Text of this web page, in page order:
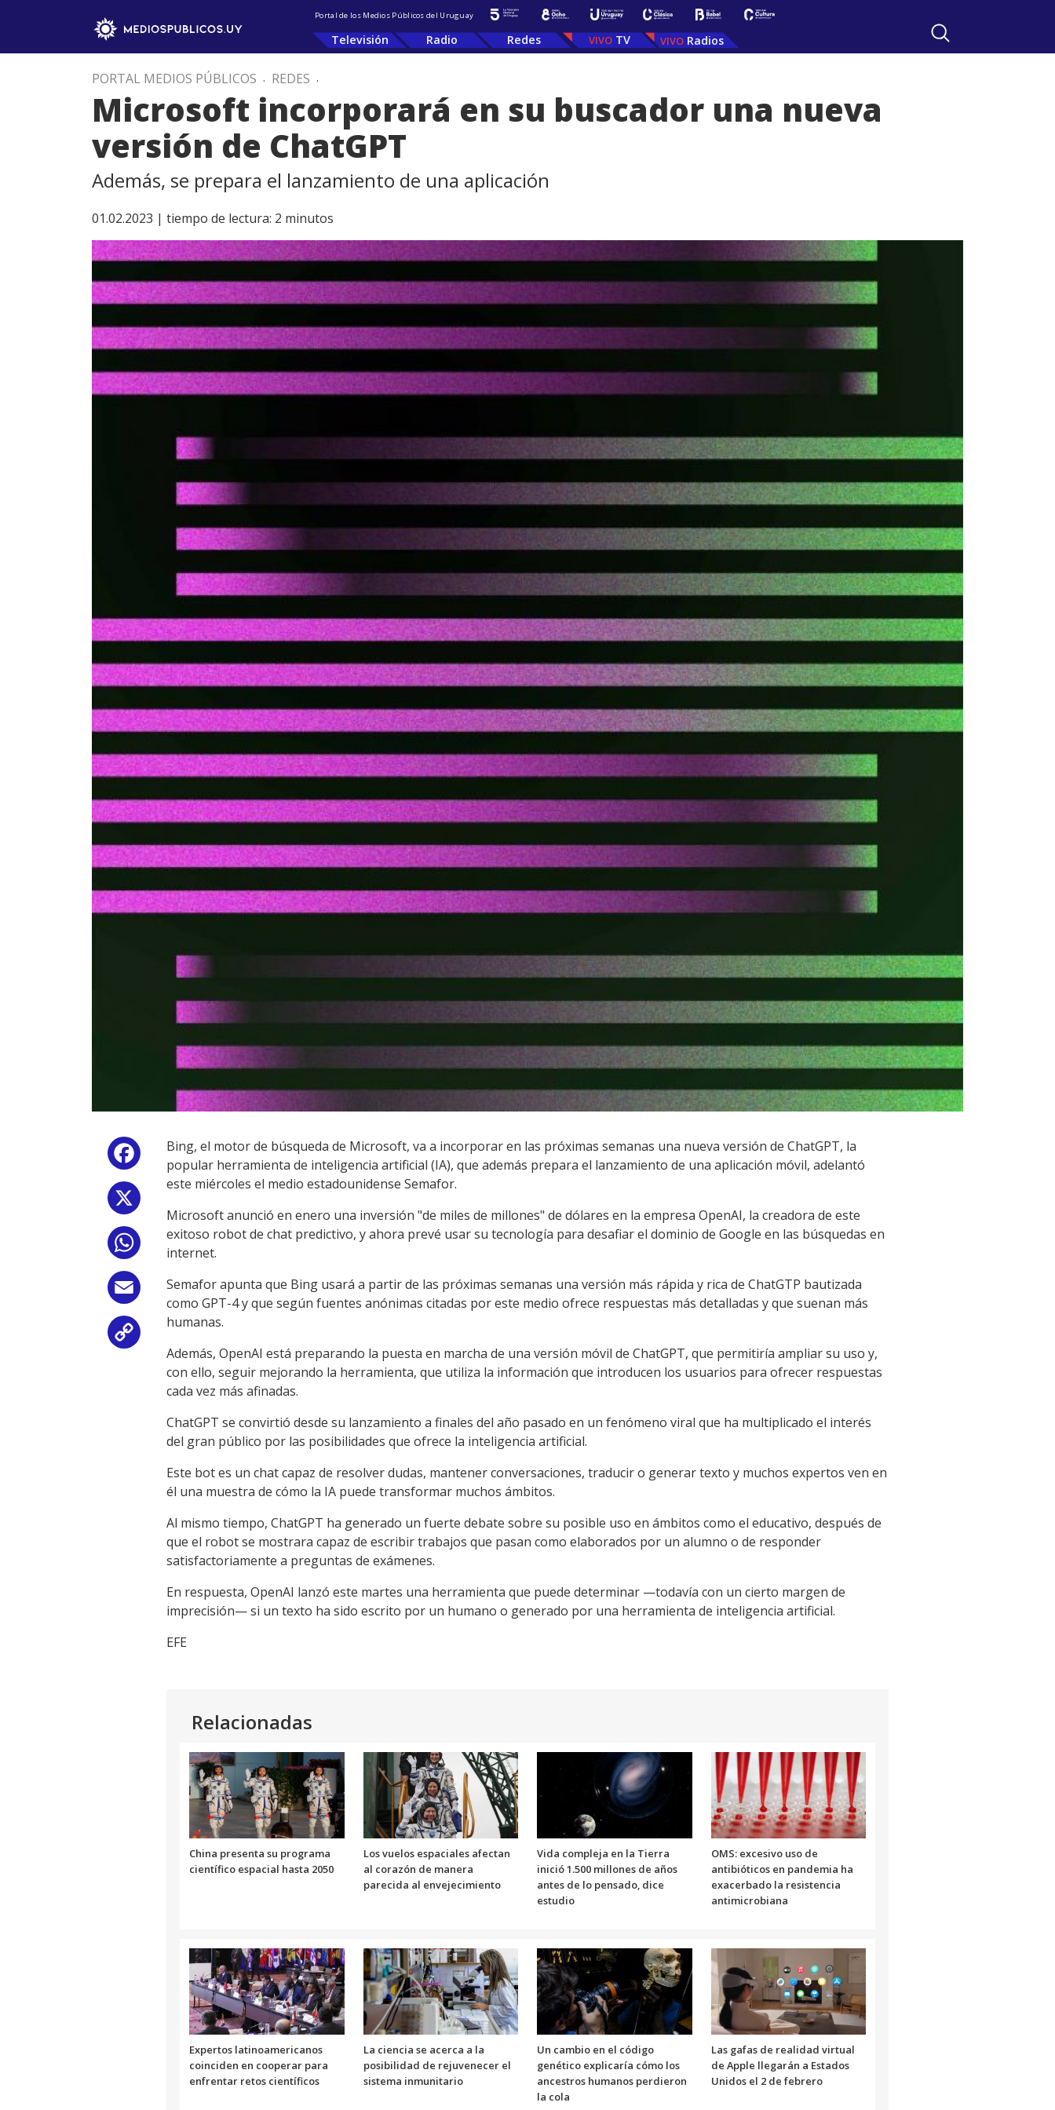
Portal de los Medios Públicos del Uruguay
Televisión Radio Redes TV Radios
PORTAL MEDIOS PÚBLICOS . REDES .
Microsoft incorporará en su buscador una nueva
versión de ChatGPT
Además, se prepara el lanzamiento de una aplicación
01.02.2023 | tiempo de lectura: 2 minutos
Facebook
WhatsApp
Email
Link
Bing, el motor de búsqueda de Microsoft, va a incorporar en las próximas semanas una nueva versión de ChatGPT, la
popular herramienta de inteligencia artificial (IA), que además prepara el lanzamiento de una aplicación móvil, adelantó
este miércoles el medio estadounidense Semafor.
Microsoft anunció en enero una inversión "de miles de millones" de dólares en la empresa OpenAI, la creadora de este
exitoso robot de chat predictivo, y ahora prevé usar su tecnología para desafiar el dominio de Google en las búsquedas en
internet.
Semafor apunta que Bing usará a partir de las próximas semanas una versión más rápida y rica de ChatGTP bautizada
como GPT-4 y que según fuentes anónimas citadas por este medio ofrece respuestas más detalladas y que suenan más
humanas.
Además, OpenAI está preparando la puesta en marcha de una versión móvil de ChatGPT, que permitiría ampliar su uso y,
con ello, seguir mejorando la herramienta, que utiliza la información que introducen los usuarios para ofrecer respuestas
cada vez más afinadas.
ChatGPT se convirtió desde su lanzamiento a finales del año pasado en un fenómeno viral que ha multiplicado el interés
del gran público por las posibilidades que ofrece la inteligencia artificial.
Este bot es un chat capaz de resolver dudas, mantener conversaciones, traducir o generar texto y muchos expertos ven en
él una muestra de cómo la IA puede transformar muchos ámbitos.
Al mismo tiempo, ChatGPT ha generado un fuerte debate sobre su posible uso en ámbitos como el educativo, después de
que el robot se mostrara capaz de escribir trabajos que pasan como elaborados por un alumno o de responder
satisfactoriamente a preguntas de exámenes.
En respuesta, OpenAI lanzó este martes una herramienta que puede determinar —todavía con un cierto margen de
imprecisión— si un texto ha sido escrito por un humano o generado por una herramienta de inteligencia artificial.
EFE
Relacionadas
China presenta su programa
científico espacial hasta 2050
Los vuelos espaciales afectan
al corazón de manera
parecida al envejecimiento
Vida compleja en la Tierra
inició 1.500 millones de años
antes de lo pensado, dice
estudio
OMS: excesivo uso de
antibióticos en pandemia ha
exacerbado la resistencia
antimicrobiana
Expertos latinoamericanos
coinciden en cooperar para
enfrentar retos científicos
La ciencia se acerca a la
posibilidad de rejuvenecer el
sistema inmunitario
Un cambio en el código
genético explicaría cómo los
ancestros humanos perdieron
la cola
Las gafas de realidad virtual
de Apple llegarán a Estados
Unidos el 2 de febrero